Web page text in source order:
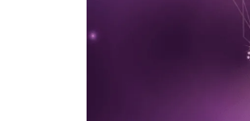
บริษัท อิมเมจ ฟิวเจ